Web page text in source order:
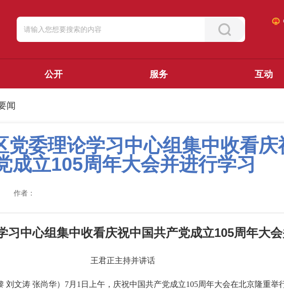
公开 服务 互动
闻
党委理论学习中心组集中收看庆
成立105周年大会并进行学习
作者：
习中心组集中收看庆祝中国共产党成立105周年大
王君正主持并讲话
刘文涛 张尚华）7月1日上午，庆祝中国共产党成立105周年大会在北京隆重举